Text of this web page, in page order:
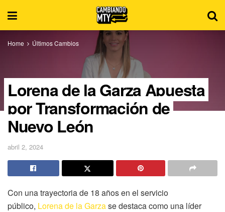
Home Últimos Cambios
Lorena de la Garza Apuesta
por Transformación de
Nuevo León
abril 2, 2024
Con una trayectoria de 18 años en el servicio
público, Lorena de la Garzase destaca como una líder